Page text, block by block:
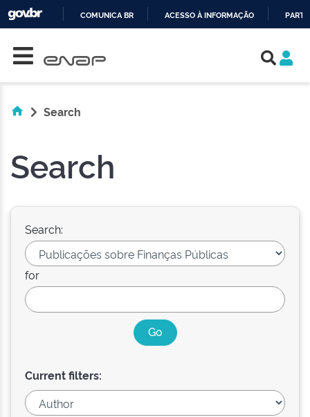
COMUNICA BR ACESSO À INFORMAÇÃO
Search
Search
Search:
for
Current filters: